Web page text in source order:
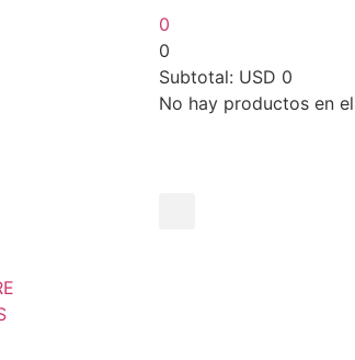
0
0
Subtotal: USD 0
No hay productos en